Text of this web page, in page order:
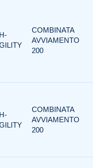
COMBINATA
AVVIAMENTO
200
COMBINATA
AVVIAMENTO
200